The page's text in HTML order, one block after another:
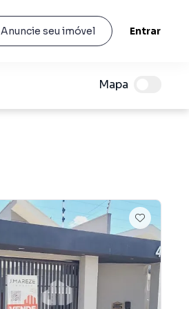
Anuncie seu imóvel Entrar
Mapa